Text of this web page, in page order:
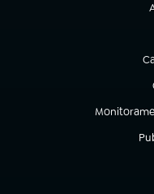
(abre em